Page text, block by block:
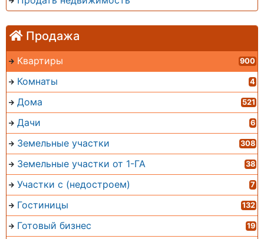
Продажа
Квартиры 900
Комнаты 4
Дома 521
Дачи 6
Земельные участки 308
Земельные участки от 1-ГА 38
Участки с (недостроем) 7
Гостиницы 132
Готовый бизнес 19